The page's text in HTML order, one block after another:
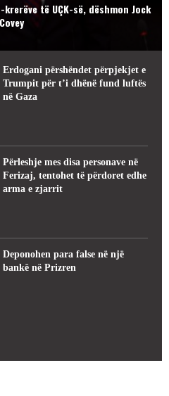
të UÇK-së, dëshmon Jock
Covey
Erdogani përshëndet përpjekjet e
Trumpit për t’i dhënë fund luftës
në Gaza
Përleshje mes disa personave në
Ferizaj, tentohet të përdoret edhe
arma e zjarrit
Deponohen para false në një
bankë në Prizren